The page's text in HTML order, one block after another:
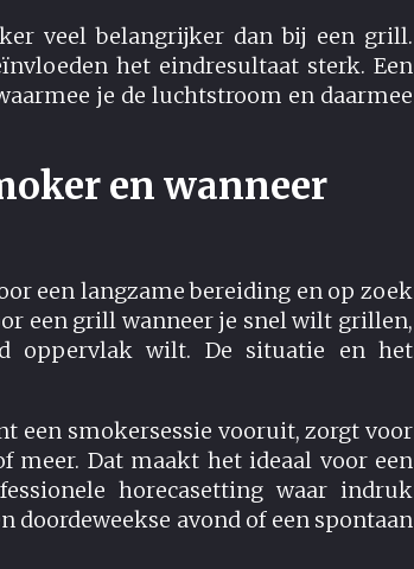
veel belangrijker dan bij een grill.
het eindresultaat sterk. Een
je de luchtstroom en daarmee
en wanneer
een langzame bereiding en op zoek
een grill wanneer je snel wilt grillen,
oppervlak wilt. De situatie en het
een smokersessie vooruit, zorgt voor
meer. Dat maakt het ideaal voor een
horecasetting waar indruk
doordeweekse avond of een spontaan